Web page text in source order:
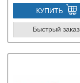
КУПИТЬ
Быстрый заказ